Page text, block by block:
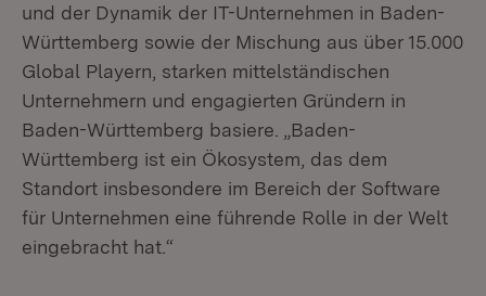
und der Dynamik der IT-Unternehmen in Baden-
Württemberg sowie der Mischung aus über 15.000
Global Playern, starken mittelständischen
Unternehmern und engagierten Gründern in
Baden-Württemberg basiere. „Baden-
Württemberg ist ein Ökosystem, das dem
Standort insbesondere im Bereich der Software
für Unternehmen eine führende Rolle in der Welt
eingebracht hat.“